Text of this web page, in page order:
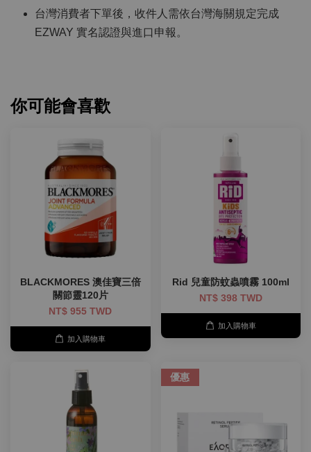
台灣消費者下單後，收件人需依台灣海關規定完成
EZWAY 實名認證與進口申報。
你可能會喜歡
BLACKMORES 澳佳寶三倍
關節靈120片
NT$ 955 TWD
加入購物車
Rid 兒童防蚊蟲噴霧 100ml
NT$ 398 TWD
加入購物車
優惠